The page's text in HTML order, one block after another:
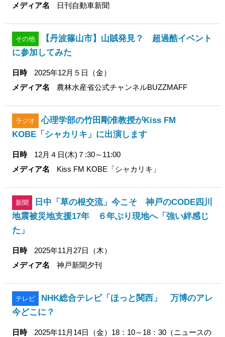
メディア名
日刊自動車新聞
その他
【丹波篠山市】山賊発見？ 超過酷イベント
に参加してみた
日時
2025年12月５日（金）
メディア名
農林水産省公式チャンネルBUZZMAFF
ラジオ
心理学部の竹田剛准教授がKiss FM
KOBE「シャカリキ」に出演します
日時
12月４日(木)７:30～11:00
メディア名
Kiss FM KOBE「シャカリキ」
新聞
日中「草の根交流」今こそ 神戸のCODE四川
地震被災地支援17年 ６年ぶり現地へ「強い絆感じ
た」
日時
2025年11月27日（木）
メディア名
神戸新聞夕刊
テレビ
NHK総合テレビ「ほっと関西」 万博のアレ
今どこに？
日時
2025年11月14日（金）18：10～18：30（ニュースの